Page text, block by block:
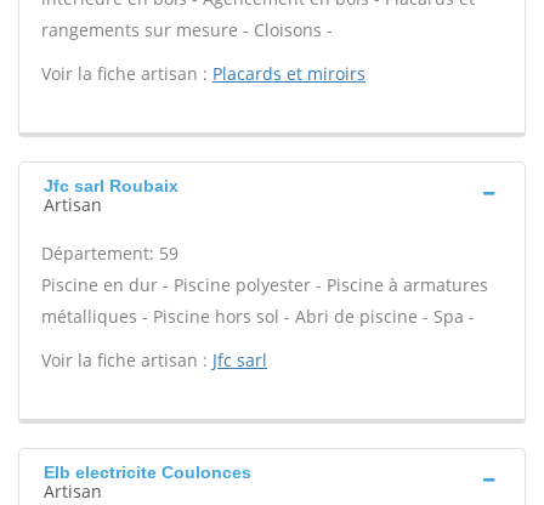
rangements sur mesure - Cloisons -
Voir la fiche artisan : Placards et miroirs
Jfc sarl Roubaix
Artisan
Département: 59
Piscine en dur - Piscine polyester - Piscine à armatures
métalliques - Piscine hors sol - Abri de piscine - Spa -
Voir la fiche artisan : Jfc sarl
Elb electricite Coulonces
Artisan